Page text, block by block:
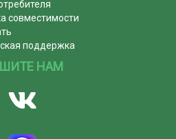
совместимости
поддержка
НАМ